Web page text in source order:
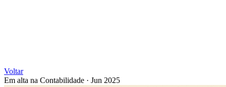
Voltar
Em alta na Contabilidade · Jun 2025